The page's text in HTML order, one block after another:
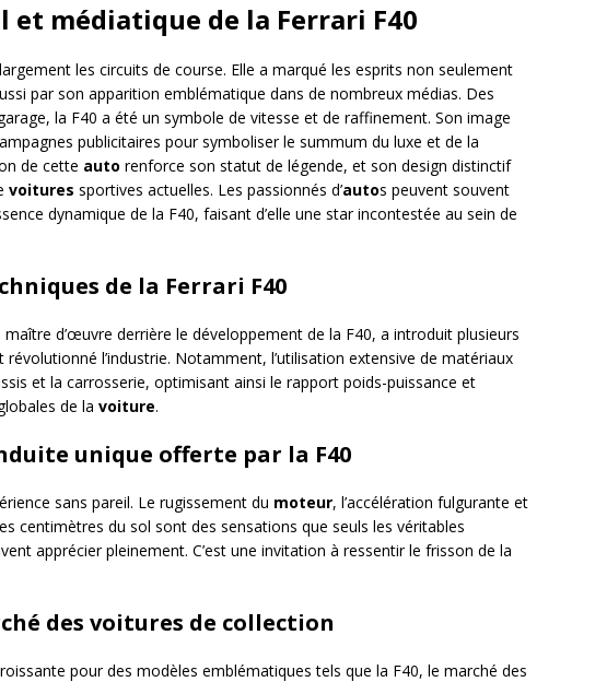
et médiatique de la Ferrari F40
les circuits de course. Elle a marqué les esprits non seulement
par son apparition emblématique dans de nombreux médias. Des
la F40 a été un symbole de vitesse et de raffinement. Son image
publicitaires pour symboliser le summum du luxe et de la
de cette auto renforce son statut de légende, et son design distinctif
voitures sportives actuelles. Les passionnés d’autos peuvent souvent
dynamique de la F40, faisant d’elle une star incontestée au sein de
de la Ferrari F40
maître d’œuvre derrière le développement de la F40, a introduit plusieurs
l’industrie. Notamment, l’utilisation extensive de matériaux
et la carrosserie, optimisant ainsi le rapport poids-puissance et
de la voiture.
unique offerte par la F40
sans pareil. Le rugissement du moteur, l’accélération fulgurante et
centimètres du sol sont des sensations que seuls les véritables
apprécier pleinement. C’est une invitation à ressentir le frisson de la
des voitures de collection
pour des modèles emblématiques tels que la F40, le marché des